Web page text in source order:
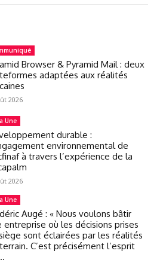
Browser & Pyramid Mail : deux
adaptées aux réalités
2026
Une
durable :
environnemental de
à travers l’expérience de la
2026
Une
Augé : « Nous voulons bâtir
entreprise où les décisions prises
sont éclairées par les réalités
C’est précisément l’esprit